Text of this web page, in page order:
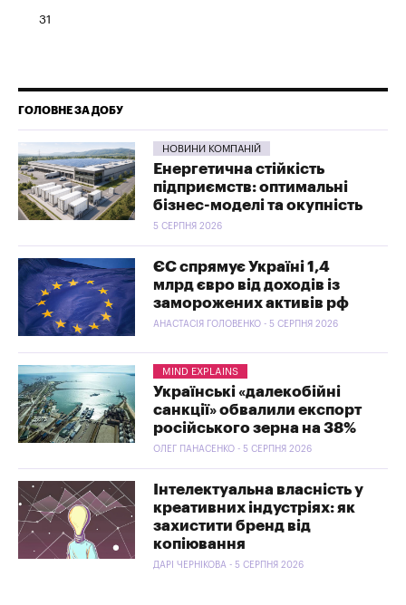
31
ГОЛОВНЕ ЗА ДОБУ
НОВИНИ КОМПАНІЙ
Енергетична стійкість
підприємств: оптимальні
бізнес-моделі та окупність
5 СЕРПНЯ 2026
ЄС спрямує Україні 1,4
млрд євро від доходів із
заморожених активів рф
АНАСТАСІЯ ГОЛОВЕНКО - 5 СЕРПНЯ 2026
MIND EXPLAINS
Українські «далекобійні
санкції» обвалили експорт
російського зерна на 38%
ОЛЕГ ПАНАСЕНКО - 5 СЕРПНЯ 2026
Інтелектуальна власність у
креативних індустріях: як
захистити бренд від
копіювання
ДАРІ ЧЕРНІКОВА - 5 СЕРПНЯ 2026